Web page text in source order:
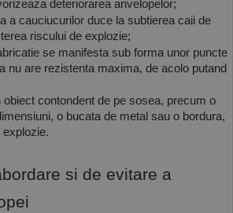
deteriorarea anvelopelor;
a cauciucurilor duce la subtierea caii de
riscului de explozie;
se manifesta sub forma unor puncte
nu are rezistenta maxima, de acolo putand
obiect contondent de pe sosea, precum o
o bucata de metal sau o bordura,
explozie.
si de evitare a